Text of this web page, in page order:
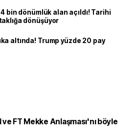
bin dönümlük alan açıldı! Tarihi
dönüşüyor
altında! Trump yüzde 20 pay
ve FT Mekke Anlaşması'nı böyle